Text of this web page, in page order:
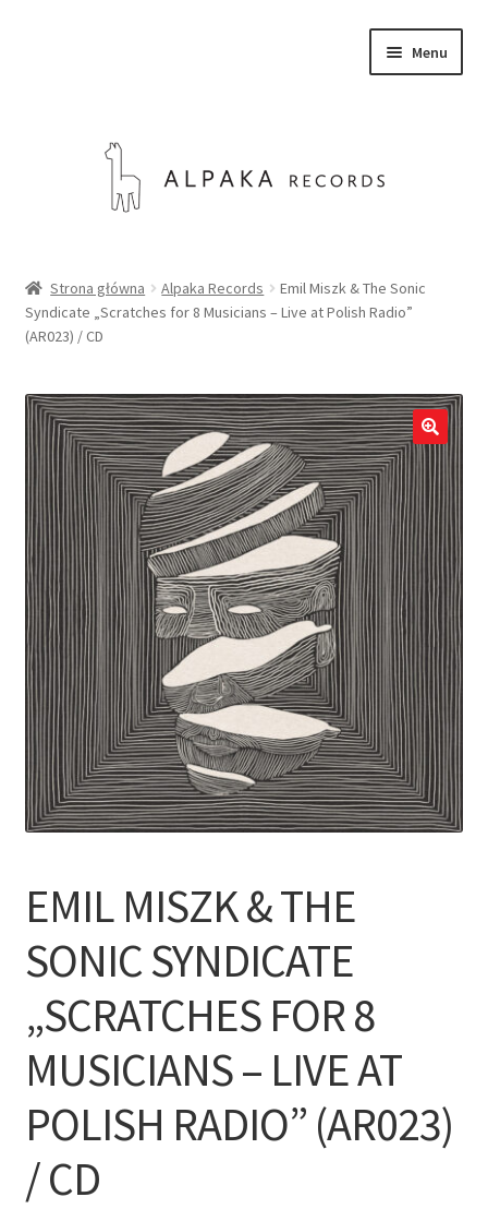
Menu
O NAS
Polski
Rozwiń
menu
Strona główna Alpaka Records
Emil Miszk & The Sonic
Syndicate „Scratches for 8 Musicians – Live at Polish Radio”
(AR023) / CD
EMIL MISZK & THE
SONIC SYNDICATE
„SCRATCHES FOR 8
MUSICIANS – LIVE AT
POLISH RADIO” (AR023)
/ CD